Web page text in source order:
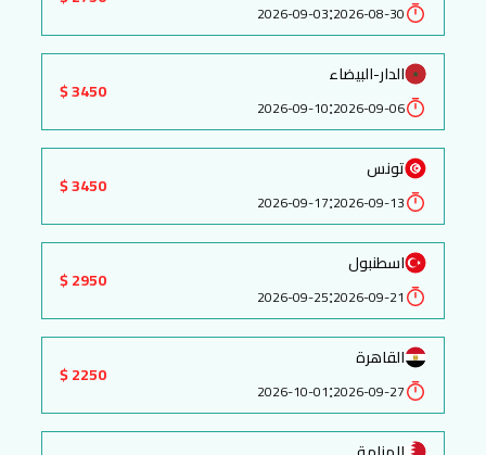
2026-08-30
:
2026-09-03
الدار-البيضاء
2026-09-06
:
2026-09-10
3450 $
تونس
2026-09-13
:
2026-09-17
3450 $
اسطنبول
2026-09-21
:
2026-09-25
2950 $
القاهرة
2026-09-27
:
2026-10-01
2250 $